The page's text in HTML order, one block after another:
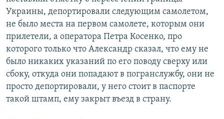
Украины, депортировали следующим самолетом,
не было места на первом самолете, которым они
прилетели, а оператора Петра Косенко, про
которого только что Александр сказал, что ему не
было никаких указаний по его поводу сверху или
сбоку, откуда они попадают в погранслужбу, они не
просто депортировали, у него стоит в паспорте
такой штамп, ему закрыт въезд в страну.